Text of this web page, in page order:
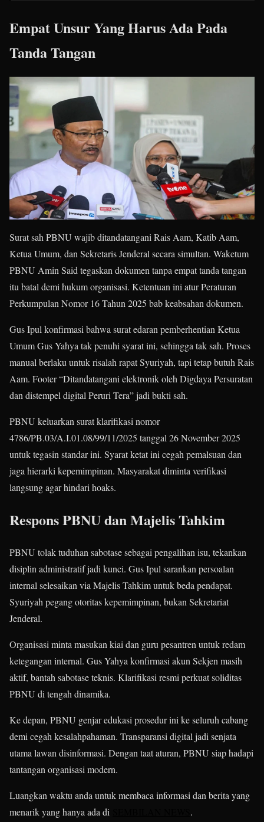
Empat Unsur Yang Harus Ada Pada
Tanda Tangan
Surat sah PBNU wajib ditandatangani Rais Aam, Katib Aam,
Ketua Umum, dan Sekretaris Jenderal secara simultan. Waketum
PBNU Amin Said tegaskan dokumen tanpa empat tanda tangan
itu batal demi hukum organisasi. Ketentuan ini atur Peraturan
Perkumpulan Nomor 16 Tahun 2025 bab keabsahan dokumen.​
Gus Ipul konfirmasi bahwa surat edaran pemberhentian Ketua
Umum Gus Yahya tak penuhi syarat ini, sehingga tak sah. Proses
manual berlaku untuk risalah rapat Syuriyah, tapi tetap butuh Rais
Aam. Footer “Ditandatangani elektronik oleh Digdaya Persuratan
dan distempel digital Peruri Tera” jadi bukti sah.​
PBNU keluarkan surat klarifikasi nomor
4786/PB.03/A.I.01.08/99/11/2025 tanggal 26 November 2025
untuk tegasin standar ini. Syarat ketat ini cegah pemalsuan dan
jaga hierarki kepemimpinan. Masyarakat diminta verifikasi
langsung agar hindari hoaks.​
Respons PBNU dan Majelis Tahkim
PBNU tolak tuduhan sabotase sebagai pengalihan isu, tekankan
disiplin administratif jadi kunci. Gus Ipul sarankan persoalan
internal selesaikan via Majelis Tahkim untuk beda pendapat.
Syuriyah pegang otoritas kepemimpinan, bukan Sekretariat
Jenderal.​
Organisasi minta masukan kiai dan guru pesantren untuk redam
ketegangan internal. Gus Yahya konfirmasi akun Sekjen masih
aktif, bantah sabotase teknis. Klarifikasi resmi perkuat soliditas
PBNU di tengah dinamika.​
Ke depan, PBNU genjar edukasi prosedur ini ke seluruh cabang
demi cegah kesalahpahaman. Transparansi digital jadi senjata
utama lawan disinformasi. Dengan taat aturan, PBNU siap hadapi
tantangan organisasi modern.​
Luangkan waktu anda untuk membaca informasi dan berita yang
menarik yang hanya ada di
.